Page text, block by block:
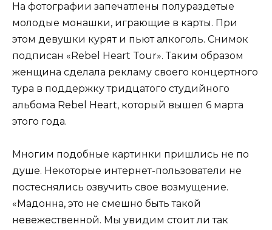
На фотографии запечатлены полураздетые
молодые монашки, играющие в карты. При
этом девушки курят и пьюталкоголь. Снимок
подписан «Rebel Heart Tour». Таким образом
женщина сделала рекламу своего концертного
тура в поддержку тридцатого студийного
альбома Rebel Heart, который вышел 6 марта
этого года.
Многим подобные картинки пришлись не по
душе. Некоторые интернет-пользователи не
постеснялись озвучить свое возмущение.
«Мадонна, это не смешно быть такой
невежественной. Мы увидим стоит ли так